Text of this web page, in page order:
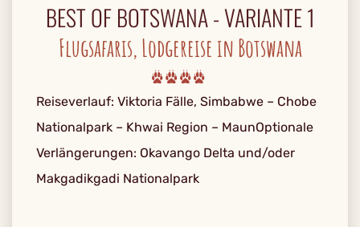
BEST OF BOTSWANA - VARIANTE 1
Flugsafaris, Lodgereise in Botswana
Reiseverlauf: Viktoria Fälle, Simbabwe – Chobe
Nationalpark – Khwai Region – MaunOptionale
Verlängerungen: Okavango Delta und/oder
Makgadikgadi Nationalpark